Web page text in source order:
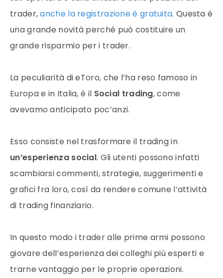
trader,anche la registrazione è gratuita. Questa è
una grande novità perché può costituire un
grande risparmio per i trader.
La peculiarità di eToro, che l’ha reso famoso in
Europa e in Italia, è il Social trading, come
avevamo anticipato poc’anzi.
Esso consiste nel trasformare il trading in
un’esperienza social. Gli utenti possono infatti
scambiarsi commenti, strategie, suggerimenti e
grafici fra loro, così da rendere comune l’attività
di trading finanziario.
In questo modo i trader alle prime armi possono
giovare dell’esperienza dei colleghi più esperti e
trarne vantaggio per le proprie operazioni.